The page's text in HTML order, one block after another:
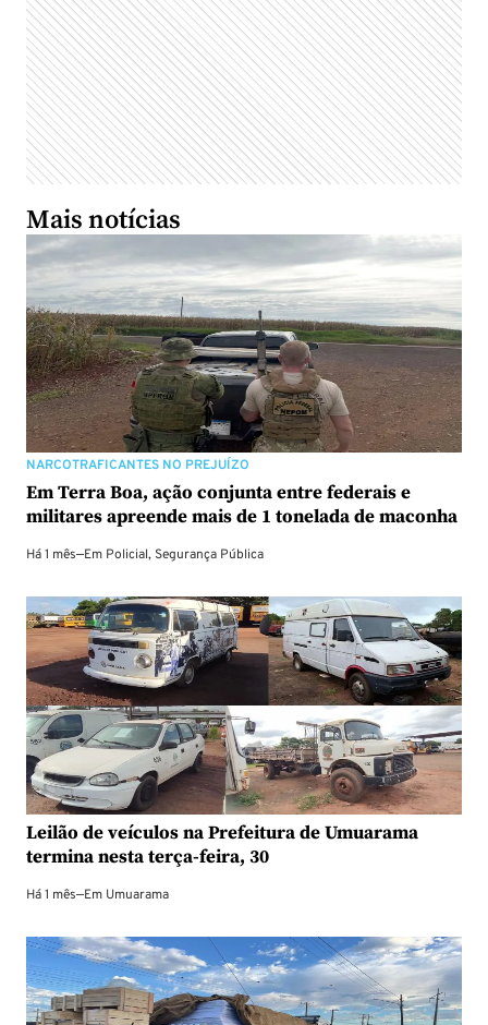
Mais notícias
NARCOTRAFICANTES NO PREJUÍZO
Em Terra Boa, ação conjunta entre federais e
militares apreende mais de 1 tonelada de maconha
Há 1 mês—Em Policial, Segurança Pública
Leilão de veículos na Prefeitura de Umuarama
termina nesta terça-feira, 30
Há 1 mês—Em Umuarama